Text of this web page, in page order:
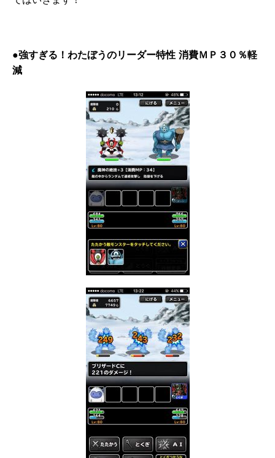
●強すぎる！わたぼうのリーダー特性 消費ＭＰ３０％軽
減